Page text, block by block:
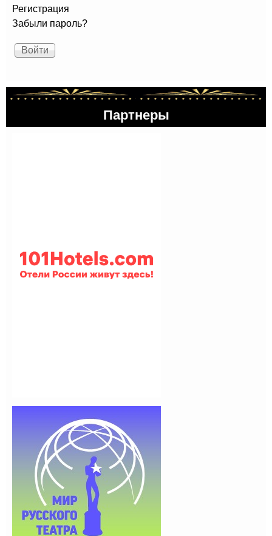
Регистрация
Забыли пароль?
Партнеры